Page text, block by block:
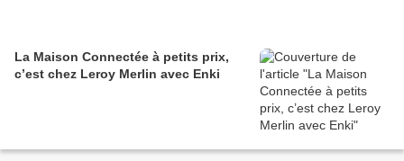
La Maison Connectée à petits prix,
c’est chez Leroy Merlin avec Enki